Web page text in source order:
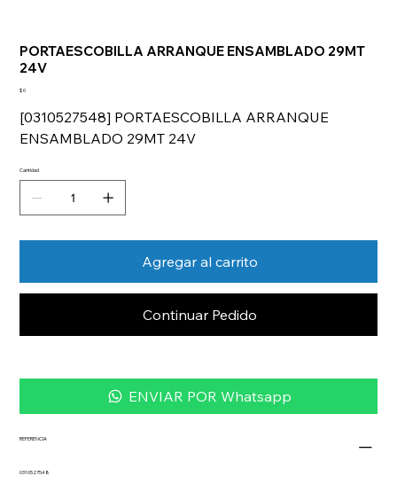
PORTAESCOBILLA ARRANQUE ENSAMBLADO 29MT
24V
Precio
$ 0
[0310527548] PORTAESCOBILLA ARRANQUE
ENSAMBLADO 29MT 24V
Cantidad
Agregar al carrito
Continuar Pedido
ENVIAR POR Whatsapp
REFERENCIA
0310527548